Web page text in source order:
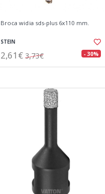
Broca widia sds-plus 6x110 mm.
STEIN
2,61€ 3,73€ - 30%